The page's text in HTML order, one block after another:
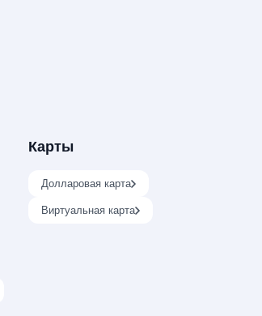
Карты
Долларовая карта
Виртуальная карта